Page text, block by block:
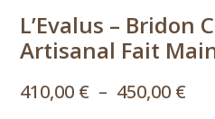
L’Evalus – Bridon
Artisanal Fait
410,00 € – 450,00 €